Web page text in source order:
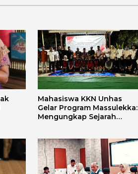
Mahasiswa KKN Unhas
Gelar Program Massulekka:
Mengungkap Sejarah